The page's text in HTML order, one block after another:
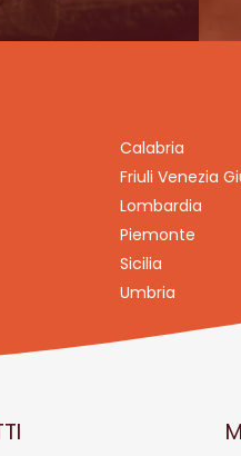
Calabria
Friuli Venezia
Lombardia
Piemonte
Sicilia
Umbria